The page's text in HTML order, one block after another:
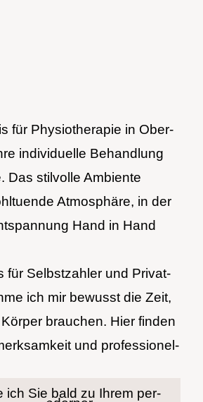
für Phy­sio­the­ra­pie in Ober­
indi­vi­du­el­le Behand­lung
Das stil­vol­le Ambi­en­te
Atmo­sphä­re, in der
Hand in Hand
für Selbst­zah­ler und Pri­vat­
ich mir bewusst die Zeit,
brau­chen. Hier fin­den
und pro­fes­sio­nel­
ich Sie bald zu Ihrem per­